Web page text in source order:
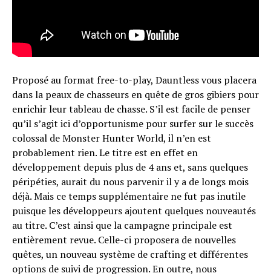
Proposé au format free-to-play, Dauntless vous placera
dans la peaux de chasseurs en quête de gros gibiers pour
enrichir leur tableau de chasse. S’il est facile de penser
qu’il s’agit ici d’opportunisme pour surfer sur le succès
colossal de Monster Hunter World, il n’en est
probablement rien. Le titre est en effet en
développement depuis plus de 4 ans et, sans quelques
péripéties, aurait du nous parvenir il y a de longs mois
déjà. Mais ce temps supplémentaire ne fut pas inutile
puisque les développeurs ajoutent quelques nouveautés
au titre. C’est ainsi que la campagne principale est
entièrement revue. Celle-ci proposera de nouvelles
quêtes, un nouveau système de crafting et différentes
options de suivi de progression. En outre, nous